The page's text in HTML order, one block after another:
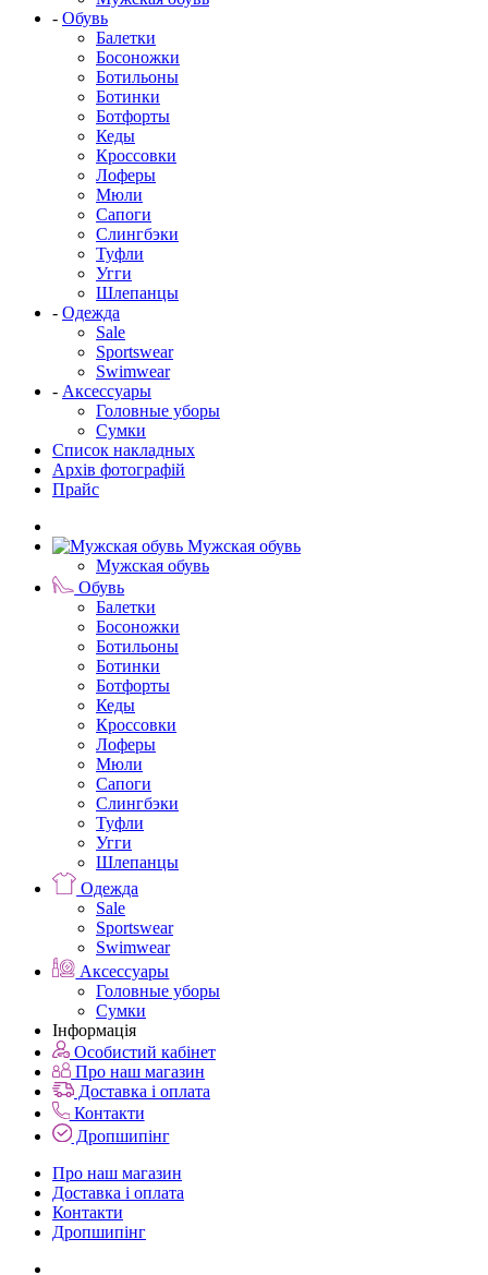
- Обувь
Балетки
Босоножки
Ботильоны
Ботинки
Ботфорты
Кеды
Кроссовки
Лоферы
Мюли
Сапоги
Слингбэки
Туфли
Угги
Шлепанцы
- Одежда
Sale
Sportswear
Swimwear
- Аксессуары
Головные уборы
Сумки
Список накладных
Архів фотографій
Прайс
Мужская обувь
Мужская обувь
Обувь
Балетки
Босоножки
Ботильоны
Ботинки
Ботфорты
Кеды
Кроссовки
Лоферы
Мюли
Сапоги
Слингбэки
Туфли
Угги
Шлепанцы
Одежда
Sale
Sportswear
Swimwear
Аксессуары
Головные уборы
Сумки
Інформація
Особистий кабінет
Про наш магазин
Доставка і оплата
Контакти
Дропшипінг
Про наш магазин
Доставка і оплата
Контакти
Дропшипінг